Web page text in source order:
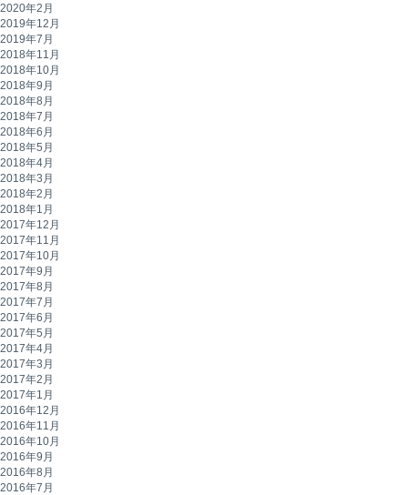
2020年2月
2019年12月
2019年7月
2018年11月
2018年10月
2018年9月
2018年8月
2018年7月
2018年6月
2018年5月
2018年4月
2018年3月
2018年2月
2018年1月
2017年12月
2017年11月
2017年10月
2017年9月
2017年8月
2017年7月
2017年6月
2017年5月
2017年4月
2017年3月
2017年2月
2017年1月
2016年12月
2016年11月
2016年10月
2016年9月
2016年8月
2016年7月